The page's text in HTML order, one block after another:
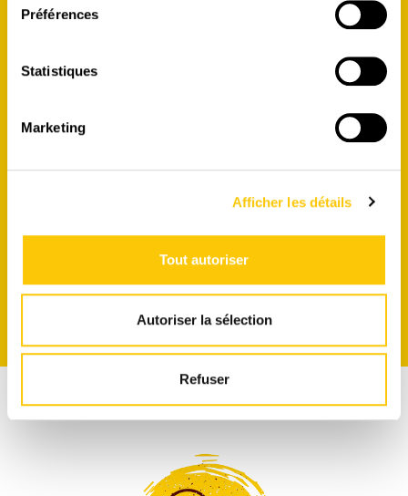
Préférences
Statistiques
Marketing
Afficher les détails
Tout autoriser
Autoriser la sélection
Refuser
CHF 10.- OFFERTS à l'inscription !
S'INSCRIRE